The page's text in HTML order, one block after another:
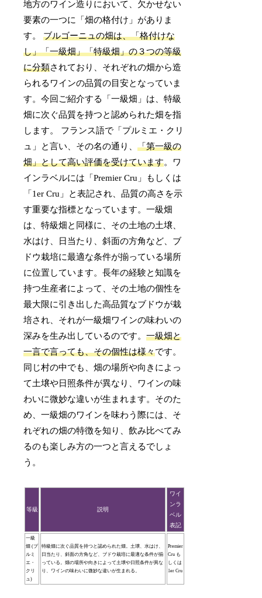
地方のワイン造りにおいて、欠かせない
要素の一つに「畑の格付け」がありま
す。ブルゴーニュの畑は、「格付けな
し」「一級畑」「特級畑」の３つの等級
に分類されており、それぞれの畑から造
られるワインの品質の目安となっていま
す。今回ご紹介する「一級畑」は、特級
畑に次ぐ品質を持つと認められた畑を指
します。 フランス語で「プルミエ・クリ
ュ」と言い、その名の通り、「第一級の
畑」として高い評価を受けています。ワ
インラベルには「Premier Cru」もしくは
「1er Cru」と表記され、品質の高さを示
す重要な指標となっています。一級畑
は、特級畑と同様に、その土地の土壌、
水はけ、日当たり、斜面の方角など、ブ
ドウ栽培に最適な条件が揃っている場所
に位置しています。長年の経験と知識を
持つ生産者によって、その土地の個性を
最大限に引き出した高品質なブドウが栽
培され、それが一級畑ワインの味わいの
深みを生み出しているのです。一級畑と
一言で言っても、その個性は様々です。
同じ村の中でも、畑の場所や向きによっ
て土壌や日照条件が異なり、ワインの味
わいに微妙な違いが生まれます。そのた
め、一級畑のワインを味わう際には、そ
れぞれの畑の特徴を知り、飲み比べてみ
るのも楽しみ方の一つと言えるでしょ
う。
等級 説明
ワイ
ンラ
ベル
表記
一級
畑 (プ
ルミ
エ・
クリ
ュ)
特級畑に次ぐ品質を持つと認められた畑。土壌、水はけ、
日当たり、斜面の方角など、ブドウ栽培に最適な条件が揃
っている。畑の場所や向きによって土壌や日照条件が異な
り、ワインの味わいに微妙な違いが生まれる。
Premier
Cru も
しくは
1er Cru